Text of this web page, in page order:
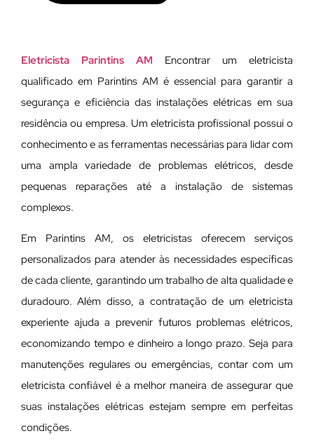
Eletricista Parintins AM Encontrar um eletricista
qualificado em Parintins AM é essencial para garantir a
segurança e eficiência das instalações elétricas em sua
residência ou empresa. Um eletricista profissional possui o
conhecimento e as ferramentas necessárias para lidar com
uma ampla variedade de problemas elétricos, desde
pequenas reparações até a instalação de sistemas
complexos.
Em Parintins AM, os eletricistas oferecem serviços
personalizados para atender às necessidades específicas
de cada cliente, garantindo um trabalho de alta qualidade e
duradouro. Além disso, a contratação de um eletricista
experiente ajuda a prevenir futuros problemas elétricos,
economizando tempo e dinheiro a longo prazo. Seja para
manutenções regulares ou emergências, contar com um
eletricista confiável é a melhor maneira de assegurar que
suas instalações elétricas estejam sempre em perfeitas
condições.